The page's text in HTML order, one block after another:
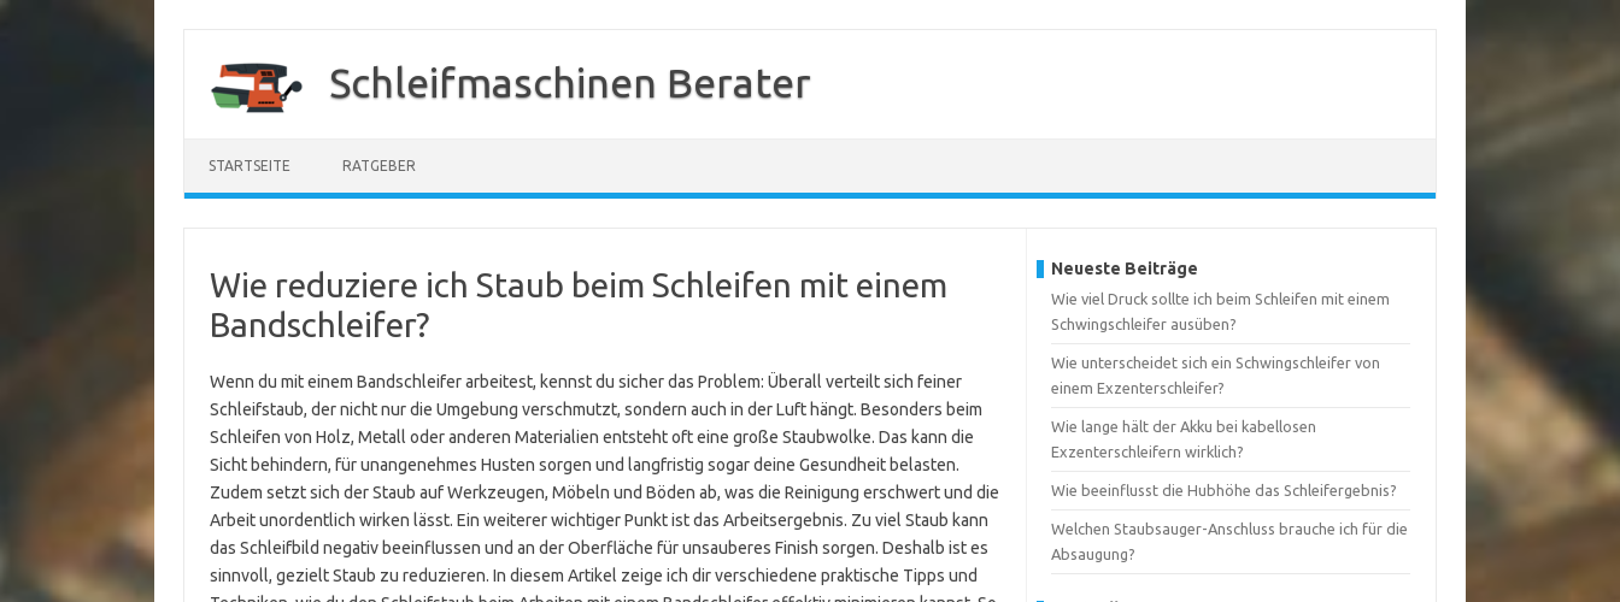
springen
Schleifmaschinen Berater
STARTSEITE RATGEBER
Wie reduziere ich Staub beim Schleifen mit einem
Bandschleifer?
Wenn du mit einem Bandschleifer arbeitest, kennst du sicher das Problem: Überall verteilt sich feiner
Schleifstaub, der nicht nur die Umgebung verschmutzt, sondern auch in der Luft hängt. Besonders beim
Schleifen von Holz, Metall oder anderen Materialien entsteht oft eine große Staubwolke. Das kann die
Sicht behindern, für unangenehmes Husten sorgen und langfristig sogar deine Gesundheit belasten.
Zudem setzt sich der Staub auf Werkzeugen, Möbeln und Böden ab, was die Reinigung erschwert und die
Arbeit unordentlich wirken lässt. Ein weiterer wichtiger Punkt ist das Arbeitsergebnis. Zu viel Staub kann
das Schleifbild negativ beeinflussen und an der Oberfläche für unsauberes Finish sorgen. Deshalb ist es
sinnvoll, gezielt Staub zu reduzieren. In diesem Artikel zeige ich dir verschiedene praktische Tipps und
Neueste Beiträge
Wie viel Druck sollte ich beim Schleifen mit einem
Schwingschleifer ausüben?
Wie unterscheidet sich ein Schwingschleifer von
einem Exzenterschleifer?
Wie lange hält der Akku bei kabellosen
Exzenterschleifern wirklich?
Wie beeinflusst die Hubhöhe das Schleifergebnis?
Welchen Staubsauger-Anschluss brauche ich für die
Absaugung?